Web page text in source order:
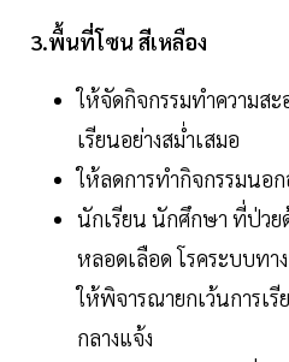
3.พื้นที่โซน สีเหลือง
ให้จัดกิจกรรมทำความสะ
เรียนอย่างสม่ำเสมอ
ให้ลดการทำกิจกรรมนอก
นักเรียน นักศึกษา ที่ป่วย
หลอดเลือด โรคระบบท
ให้พิจารณายกเว้นการเ
กลางแจ้ง